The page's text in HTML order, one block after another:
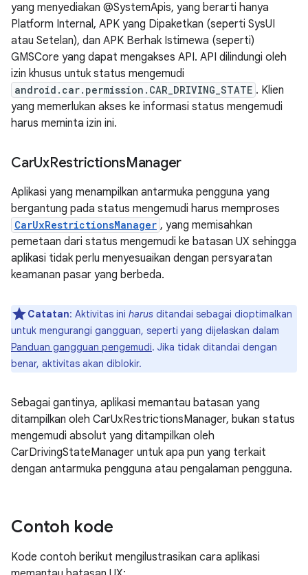
yang menyediakan @SystemApis, yang berarti hanya
Platform Internal, APK yang Dipaketkan (seperti SysUI
atau Setelan), dan APK Berhak Istimewa (seperti)
GMSCore yang dapat mengakses API. API dilindungi oleh
izin khusus untuk status mengemudi
android.car.permission.CAR_DRIVING_STATE . Klien
yang memerlukan akses ke informasi status mengemudi
harus meminta izin ini.
CarUxRestrictionsManager
Aplikasi yang menampilkan antarmuka pengguna yang
bergantung pada status mengemudi harus memproses
CarUxRestrictionsManager , yang memisahkan
pemetaan dari status mengemudi ke batasan UX sehingga
aplikasi tidak perlu menyesuaikan dengan persyaratan
keamanan pasar yang berbeda.
Catatan: Aktivitas ini harus ditandai sebagai dioptimalkan
untuk mengurangi gangguan, seperti yang dijelaskan dalam
Panduan gangguan pengemudi. Jika tidak ditandai dengan
benar, aktivitas akan diblokir.
Sebagai gantinya, aplikasi memantau batasan yang
ditampilkan oleh CarUxRestrictionsManager, bukan status
mengemudi absolut yang ditampilkan oleh
CarDrivingStateManager untuk apa pun yang terkait
dengan antarmuka pengguna atau pengalaman pengguna.
Contoh kode
Kode contoh berikut mengilustrasikan cara aplikasi